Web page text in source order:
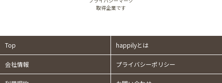
取得企業です
Top happilyとは
会社情報 プライバシーポリシー